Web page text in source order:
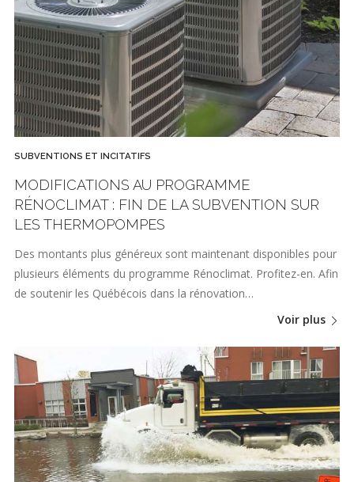
SUBVENTIONS ET INCITATIFS
MODIFICATIONS AU PROGRAMME
RÉNOCLIMAT : FIN DE LA SUBVENTION SUR
LES THERMOPOMPES
Des montants plus généreux sont maintenant disponibles pour
plusieurs éléments du programme Rénoclimat. Profitez-en. Afin
de soutenir les Québécois dans la rénovation…
Voir plus